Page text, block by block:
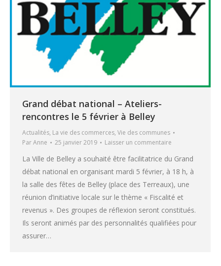
Grand débat national – Ateliers-
rencontres le 5 février à Belley
Actualités, La vie des commerces, Vie des communes
ParAnne 25 janvier 2019 Laisser un commentaire
La Ville de Belley a souhaité être facilitatrice du Grand
débat national en organisant mardi 5 février, à 18 h, à
la salle des fêtes de Belley (place des Terreaux), une
réunion d’initiative locale sur le thème « Fiscalité et
revenus ». Des groupes de réflexion seront constitués.
Ils seront animés par des personnalités qualifiées pour
assurer…